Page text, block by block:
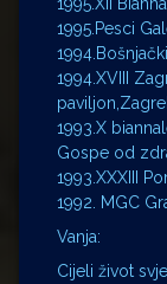
1995.XII
1995.Pesci
1994.XVIII
1993.X
Gospe od
1993.XXXIII
1992. MGC
Vanja:
Cijeli život